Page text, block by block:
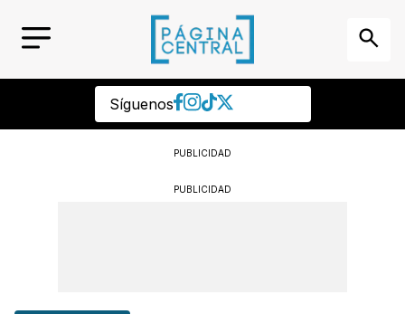
Síguenos
PUBLICIDAD
PUBLICIDAD